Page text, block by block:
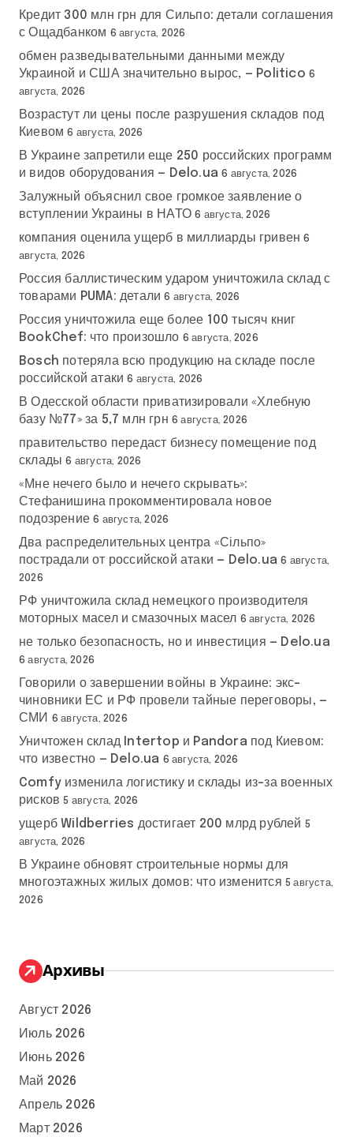
Кредит 300 млн грн для Сильпо: детали соглашения
с Ощадбанком 6 августа, 2026
обмен разведывательными данными между
Украиной и США значительно вырос, — Politico 6
августа, 2026
Возрастут ли цены после разрушения складов под
Киевом 6 августа, 2026
В Украине запретили еще 250 российских программ
и видов оборудования — Delo.ua 6 августа, 2026
Залужный объяснил свое громкое заявление о
вступлении Украины в НАТО 6 августа, 2026
компания оценила ущерб в миллиарды гривен 6
августа, 2026
Россия баллистическим ударом уничтожила склад с
товарами PUMA: детали 6 августа, 2026
Россия уничтожила еще более 100 тысяч книг
BookChef: что произошло 6 августа, 2026
Bosch потеряла всю продукцию на складе после
российской атаки 6 августа, 2026
В Одесской области приватизировали «Хлебную
базу №77» за 5,7 млн грн 6 августа, 2026
правительство передаст бизнесу помещение под
склады 6 августа, 2026
«Мне нечего было и нечего скрывать»:
Стефанишина прокомментировала новое
подозрение 6 августа, 2026
Два распределительных центра «Сільпо»
пострадали от российской атаки — Delo.ua 6 августа,
2026
РФ уничтожила склад немецкого производителя
моторных масел и смазочных масел 6 августа, 2026
не только безопасность, но и инвестиция — Delo.ua
6 августа, 2026
Говорили о завершении войны в Украине: экс-
чиновники ЕС и РФ провели тайные переговоры, —
СМИ
6 августа, 2026
Уничтожен склад Intertop и Pandora под Киевом:
что известно — Delo.ua 6 августа, 2026
Comfy изменила логистику и склады из-за военных
рисков 5 августа, 2026
ущерб Wildberries достигает 200 млрд рублей 5
августа, 2026
В Украине обновят строительные нормы для
многоэтажных жилых домов: что изменится 5 августа,
2026
Архивы
Август 2026
Июль 2026
Июнь 2026
Май 2026
Апрель 2026
Март 2026